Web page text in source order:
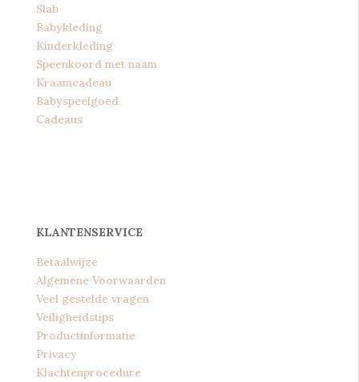
Slab
Babykleding
Kinderkleding
Speenkoord met naam
Kraamcadeau
Babyspeelgoed
Cadeaus
KLANTENSERVICE
Betaalwijze
Algemene Voorwaarden
Veel gestelde vragen
Veiligheidstips
Productinformatie
Privacy
Klachtenprocedure